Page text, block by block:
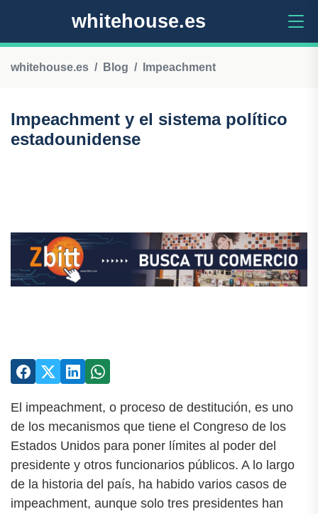
whitehouse.es
whitehouse.es Blog Impeachment
Impeachment y el sistema político
estadounidense
El impeachment, o proceso de destitución, es uno
de los mecanismos que tiene el Congreso de los
Estados Unidos para poner límites al poder del
presidente y otros funcionarios públicos. A lo largo
de la historia del país, ha habido varios casos de
impeachment, aunque solo tres presidentes han